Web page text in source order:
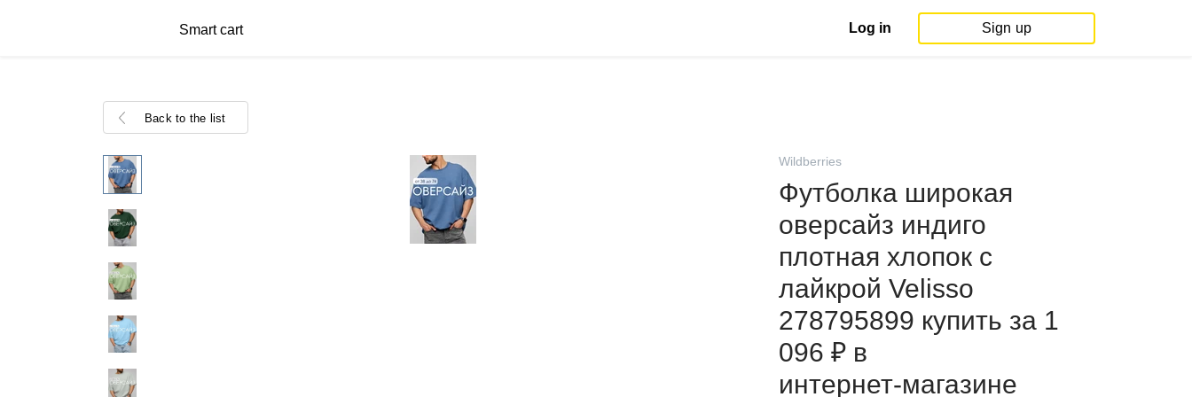
Smart cart Log in Sign up
Back to the list
Wildberries
Футболка широкая
оверсайз индиго
плотная хлопок с
лайкрой Velisso
278795899 купить за 1
096 ₽ в
интернет‑магазине